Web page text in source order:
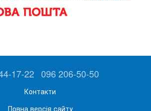
17-22 096 206-50-50
Контакти
Повна версія сайту